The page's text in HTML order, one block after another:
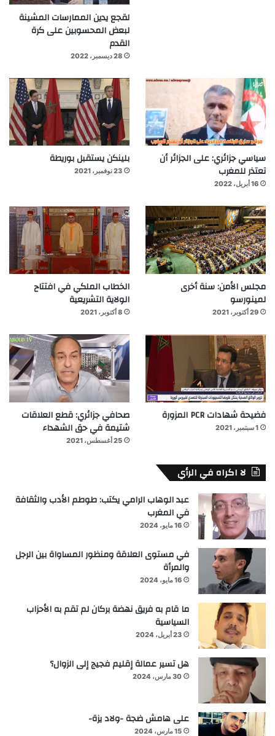
لقجع يدين الممارسات المشينة
لبعض المحسوبين على كرة
القدم
28 ديسمبر، 2022
سياسي جزائري: على الجزائر أن
تعتذر للمغرب
16 أبريل، 2022
بلينكن يستقبل بوريطة
23 نوفمبر، 2021
مجلس الأمن: سنة أخرى
لمينورسو
29 أكتوبر، 2021
الخطاب الملكي في افتتاح
الولاية التشريعية
8 أكتوبر، 2021
فضيحة شهادات PCR المزورة
1 سبتمبر، 2021
صحافي جزائري: قطع العلاقات
شتيمة في حق الشهداء
25 أغسطس، 2021
لا اكراه في الرأي
عبد الوهاب الرامي يكتب: طوطم الأدب والثقافة
في المغرب
16 مايو، 2024
في مستوى العلاقة ومنظور المساواة بين الرجل
والمرأة
16 مايو، 2024
ما قام به فريق نهضة بركان لم تقم به الأحزاب
السياسية
23 أبريل، 2024
هل تسير عمالة إقليم فجيج إلى الزوال؟
30 مارس، 2024
على هامش ضجة -ولاد يزة-
15 مارس، 2024